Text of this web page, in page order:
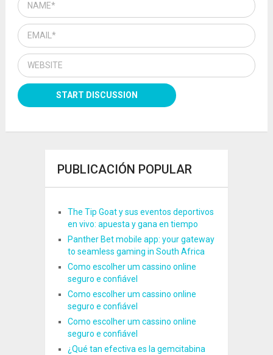
PUBLICACIÓN POPULAR
The Tip Goat y sus eventos deportivos
en vivo: apuesta y gana en tiempo
Panther Bet mobile app: your gateway
to seamless gaming in South Africa
Como escolher um cassino online
seguro e confiável
Como escolher um cassino online
seguro e confiável
Como escolher um cassino online
seguro e confiável
¿Qué tan efectiva es la gemcitabina